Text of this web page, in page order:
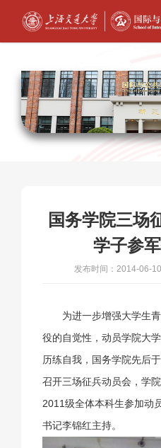
国务学院三场
学子参
发布时间：2014-06-10
为进一步增强大学生
役的自觉性，动员学院大
历练自我，国务学院先后
召开三场征兵动员会，学
2011级全体本科生参加动
书记李锦红主持。